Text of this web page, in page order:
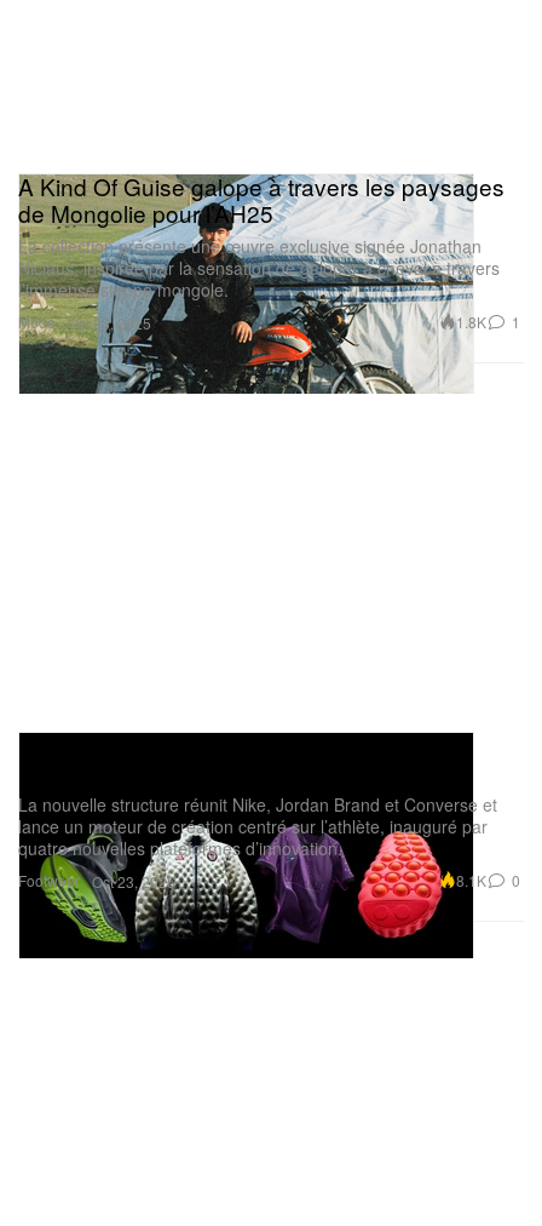
Mode
A Kind Of Guise galope à travers les paysages
de Mongolie pour l’AH25
La collection présente une œuvre exclusive signée Jonathan
Niclaus, inspirée par la sensation de galoper à cheval à travers
l’immense steppe mongole.
Oct 23, 2025 1.8K 1
Footwear
NIKE, Inc. Sport Offense mise tout sur
La nouvelle structure réunit Nike, Jordan Brand et Converse et
lance un moteur de création centré sur l’athlète, inauguré par
quatre nouvelles plateformes d’innovation.
Oct 23, 2025 8.1K 0